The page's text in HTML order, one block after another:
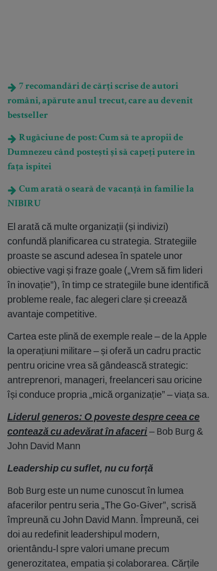
7 recomandări de cărți scrise de autori
români, apărute anul trecut, care au devenit
bestseller
Rugăciune de post: Cum să te apropii de
Dumnezeu când postești și să capeți putere în
fața ispitei
Cum arată o seară de vacanță în familie la
NIBIRU
El arată că multe organizații (și indivizi)
confundă planificarea cu strategia. Strategiile
proaste se ascund adesea în spatele unor
obiective vagi și fraze goale („Vrem să fim lideri
în inovație”), în timp ce strategiile bune identifică
probleme reale, fac alegeri clare și creează
avantaje competitive.
Cartea este plină de exemple reale – de la Apple
la operațiuni militare – și oferă un cadru practic
pentru oricine vrea să gândească strategic:
antreprenori, manageri, freelanceri sau oricine
își conduce propria „mică organizație” – viața sa.
Liderul generos: O poveste despre ceea ce
contează cu adevărat în afaceri– Bob Burg &
John David Mann
Leadership cu suflet, nu cu forță
Bob Burg este un nume cunoscut în lumea
afacerilor pentru seria „The Go-Giver”, scrisă
împreună cu John David Mann. Împreună, cei
doi au redefinit leadershipul modern,
orientându-l spre valori umane precum
generozitatea, empatia și colaborarea. Cărțile